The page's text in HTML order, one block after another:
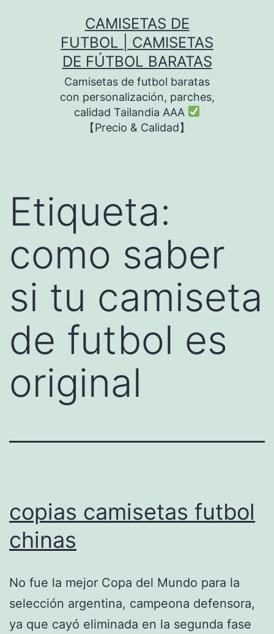
CAMISETAS DE
FUTBOL | CAMISETAS
DE FÚTBOL BARATAS
Camisetas de futbol baratas
con personalización, parches,
calidad Tailandia AAA
【Precio & Calidad】
Etiqueta:
como saber
si tu camiseta
de futbol es
original
copias camisetas futbol
chinas
No fue la mejor Copa del Mundo para la
selección argentina, campeona defensora,
ya que cayó eliminada en la segunda fase